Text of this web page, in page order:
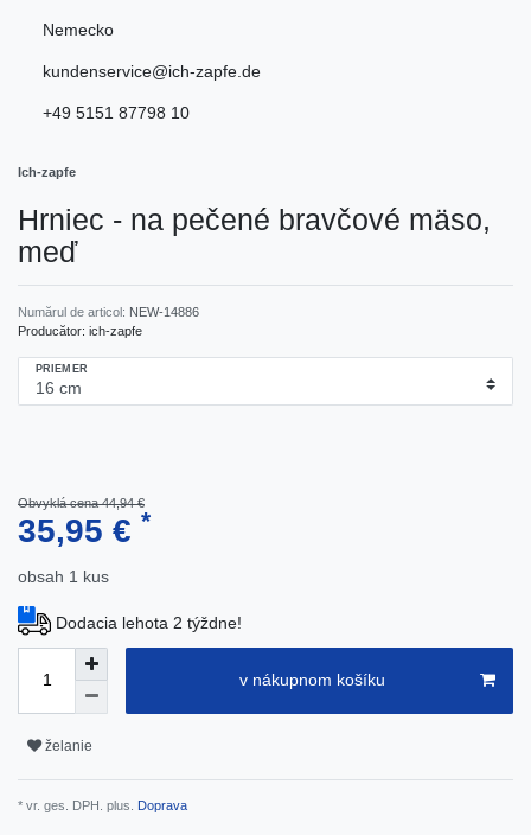
Nemecko
kundenservice@ich-zapfe.de
+49 5151 87798 10
Ich-zapfe
Hrniec - na pečené bravčové mäso,
meď
Numărul de articol: NEW-14886
Producător: ich-zapfe
PRIEMER
Obvyklá cena 44,94 €
35,95 € *
obsah 1 kus
Dodacia lehota 2 týždne!
v nákupnom košíku
želanie
* vr. ges. DPH. plus. Doprava